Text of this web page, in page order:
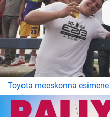
Toyota meeskonna